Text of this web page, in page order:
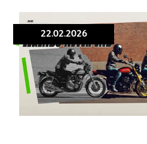
22.02.2026